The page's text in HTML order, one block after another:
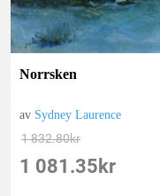
Norrsken
av Sydney Laurence
1 832.80kr
1 081.35 kr